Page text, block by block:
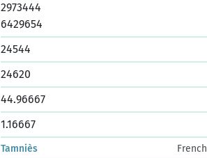
2973444
6429654
24544
24620
44.96667
1.16667
Tamniès
French